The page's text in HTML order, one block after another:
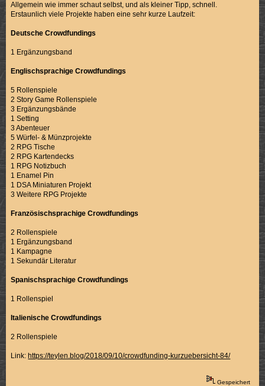
Allgemein wie immer schaut selbst, und als kleiner Tipp, schnell.
Erstaunlich viele Projekte haben eine sehr kurze Laufzeit:
Deutsche Crowdfundings
1 Ergänzungsband
Englischsprachige Crowdfundings
5 Rollenspiele
2 Story Game Rollenspiele
3 Ergänzungsbände
1 Setting
3 Abenteuer
5 Würfel- & Münzprojekte
2 RPG Tische
2 RPG Kartendecks
1 RPG Notizbuch
1 Enamel Pin
1 DSA Miniaturen Projekt
3 Weitere RPG Projekte
Französischsprachige Crowdfundings
2 Rollenspiele
1 Ergänzungsband
1 Kampagne
1 Sekundär Literatur
Spanischsprachige Crowdfundings
1 Rollenspiel
Italienische Crowdfundings
2 Rollenspiele
Link: https://teylen.blog/2018/09/10/crowdfunding-kurzuebersicht-84/
Gespeichert